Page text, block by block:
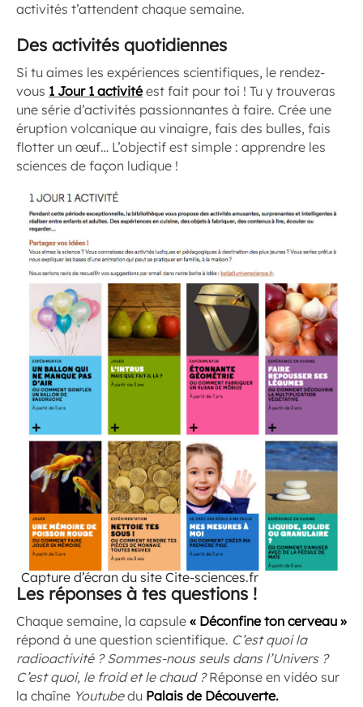
activités t’attendent chaque semaine.
Des activités quotidiennes
Si tu aimes les expériences scientifiques, le rendez-
vous 1 Jour 1 activitéest fait pour toi ! Tu y trouveras
une série d’activités passionnantes à faire. Crée une
éruption volcanique au vinaigre, fais des bulles, fais
flotter un œuf… L’objectif est simple : apprendre les
sciences de façon ludique !
Capture d’écran du site Cite-sciences.fr
Les réponses à tes questions !
Chaque semaine, la capsule « Déconfine ton cerveau »
répond à une question scientifique. C’est quoi la
radioactivité ? Sommes-nous seuls dans l’Univers ?
C’est quoi, le froid et le chaud ?Réponse en vidéo sur
la chaîne Youtubedu Palais de Découverte.